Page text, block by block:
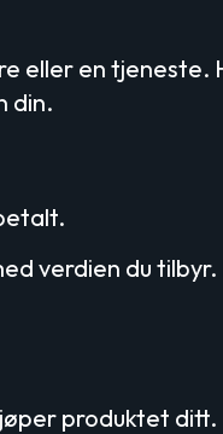
eller en
din.
verdien du
produktet ditt.